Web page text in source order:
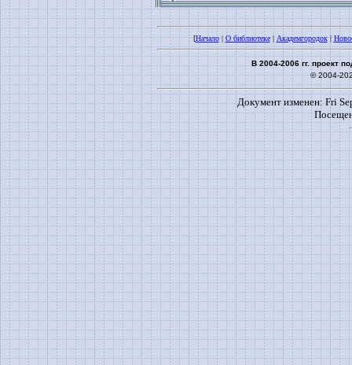
[Начало|О библиотеке|Академгородок|
В 2004-2006 гг. проект
© 2004-
Документ изменен: Fri